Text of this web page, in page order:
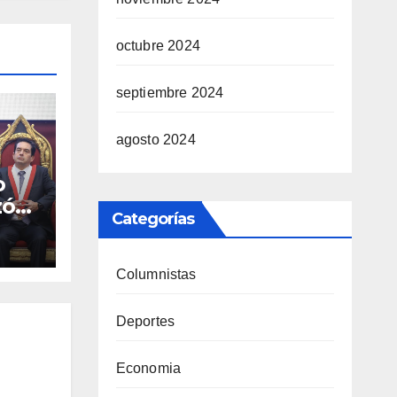
octubre 2024
septiembre 2024
agosto 2024
Categorías
Columnistas
Deportes
Economia